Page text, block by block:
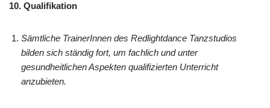
10. Qualifikation
Sämtliche TrainerInnen des Redlightdance Tanzstudios
bilden sich ständig fort, um fachlich und unter
gesundheitlichen Aspekten qualifizierten Unterricht
anzubieten.